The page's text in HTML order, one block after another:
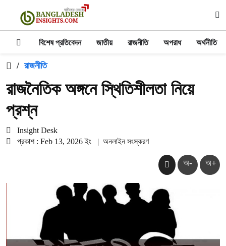
বিশেষ প্রতিবেদন জাতীয় রাজনীতি অপরাধ অর্থনীতি
/ রাজনীতি
রাজনৈতিক অঙ্গনে স্থিতিশীলতা নিয়ে
প্রশ্ন
Insight Desk
প্রকাশ : Feb 13, 2026 ইং
| অনলাইন সংস্করণ
অ- অ+